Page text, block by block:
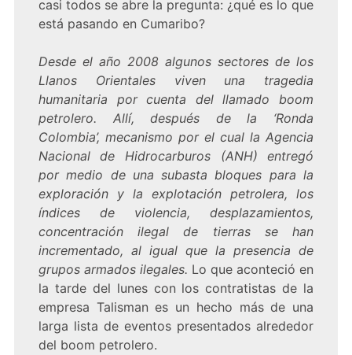
casi todos se abre la pregunta: ¿qué es lo que
está pasando en Cumaribo?
Desde el año 2008 algunos sectores de los
Llanos Orientales viven una tragedia
humanitaria por cuenta del llamado boom
petrolero. Allí, después de la ‘Ronda
Colombia’, mecanismo por el cual la Agencia
Nacional de Hidrocarburos (ANH) entregó
por medio de una subasta bloques para la
exploración y la explotación petrolera, los
índices de violencia, desplazamientos,
concentración ilegal de tierras se han
incrementado, al igual que la presencia de
grupos armados ilegales. Lo que aconteció en
la tarde del lunes con los contratistas de la
empresa Talisman es un hecho más de una
larga lista de eventos presentados alrededor
del boom petrolero.